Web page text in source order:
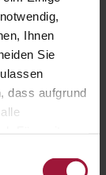
Ihnen
Sie
dass aufgrund